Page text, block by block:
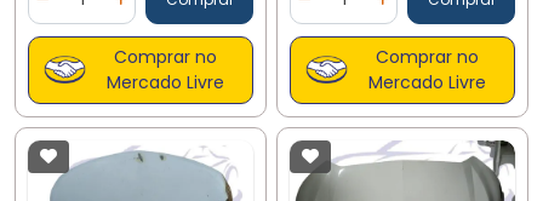
Diminuir Quantidade
Adicionar Quantidade
Comprar no
Mercado Livre
Diminuir Quantidade
Adicionar
Comprar no
Mercado Livre